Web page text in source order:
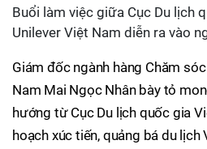
Buổi làm việc giữa Cục Du lịch
Unilever Việt Nam diễn ra vào
Giám đốc ngành hàng Chăm
Nam Mai Ngọc Nhân bày tỏ
hướng từ Cục Du lịch quốc gia
hoạch xúc tiến, quảng bá du